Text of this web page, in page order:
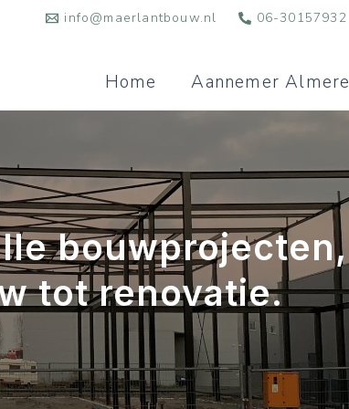
info@maerlantbouw.nl 06-30157932
Home Aannemer Almere
bouwprojecten,
tot renovatie.